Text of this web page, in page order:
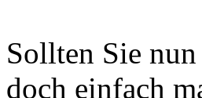
Sollten Sie
doch einfach